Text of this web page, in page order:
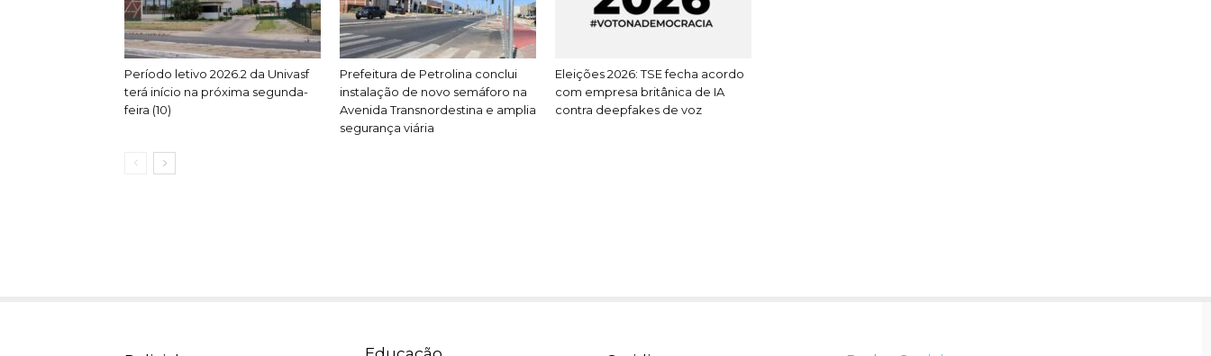
Período letivo 2026.2 da Univasf
terá início na próxima segunda-
feira (10)
Prefeitura de Petrolina conclui
instalação de novo semáforo na
Avenida Transnordestina e amplia
segurança viária
Eleições 2026: TSE fecha acordo
com empresa britânica de IA
contra deepfakes de voz